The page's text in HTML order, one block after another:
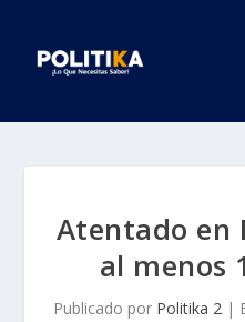
Atentado en
al menos
Publicado por Politika 2 |